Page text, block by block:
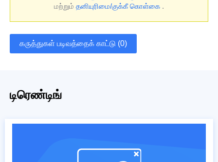
மற்றும் தனியுரிமை/குக்கீ கொள்கை .
கருத்துகள் படிவத்தைக் காட்டு (0)
டிரெண்டிங்